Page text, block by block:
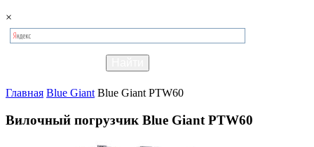
×
Главная Blue Giant Blue Giant PTW60
Вилочный погрузчик Blue Giant PTW60